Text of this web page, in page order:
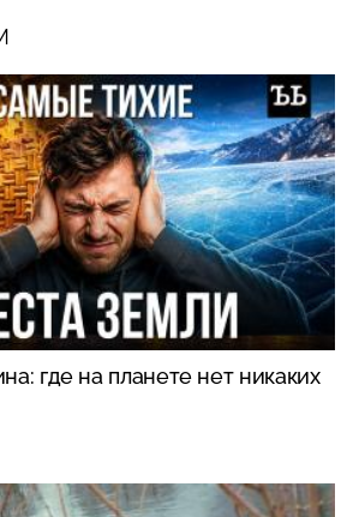
где на планете нет никаких